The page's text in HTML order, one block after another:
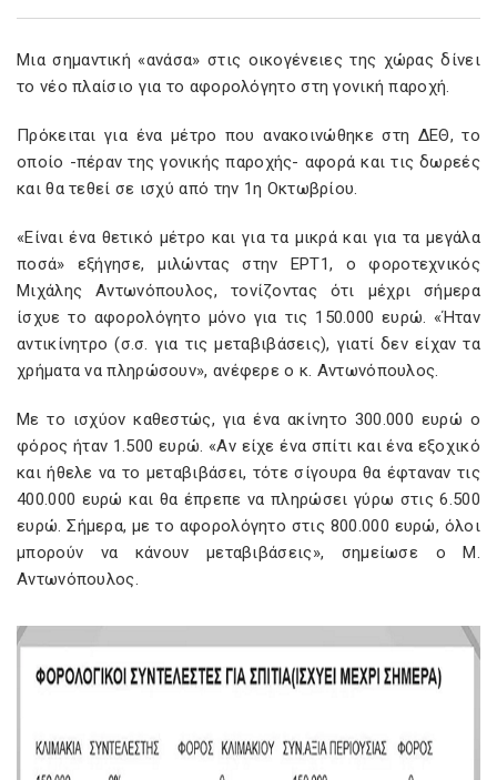
Μια σημαντική «ανάσα» στις οικογένειες της χώρας δίνει
το νέο πλαίσιο για το αφορολόγητο στη γονική παροχή.
Πρόκειται για ένα μέτρο που ανακοινώθηκε στη ΔΕΘ, το
οποίο -πέραν της γονικής παροχής- αφορά και τις δωρεές
και θα τεθεί σε ισχύ από την 1η Οκτωβρίου.
«Είναι ένα θετικό μέτρο και για τα μικρά και για τα μεγάλα
ποσά» εξήγησε, μιλώντας στην ΕΡΤ1, ο φοροτεχνικός
Μιχάλης Αντωνόπουλος, τονίζοντας ότι μέχρι σήμερα
ίσχυε το αφορολόγητο μόνο για τις 150.000 ευρώ. «Ήταν
αντικίνητρο (σ.σ. για τις μεταβιβάσεις), γιατί δεν είχαν τα
χρήματα να πληρώσουν», ανέφερε ο κ. Αντωνόπουλος.
Με το ισχύον καθεστώς, για ένα ακίνητο 300.000 ευρώ ο
φόρος ήταν 1.500 ευρώ. «Αν είχε ένα σπίτι και ένα εξοχικό
και ήθελε να το μεταβιβάσει, τότε σίγουρα θα έφταναν τις
400.000 ευρώ και θα έπρεπε να πληρώσει γύρω στις 6.500
ευρώ. Σήμερα, με το αφορολόγητο στις 800.000 ευρώ, όλοι
μπορούν να κάνουν μεταβιβάσεις», σημείωσε ο Μ.
Αντωνόπουλος.